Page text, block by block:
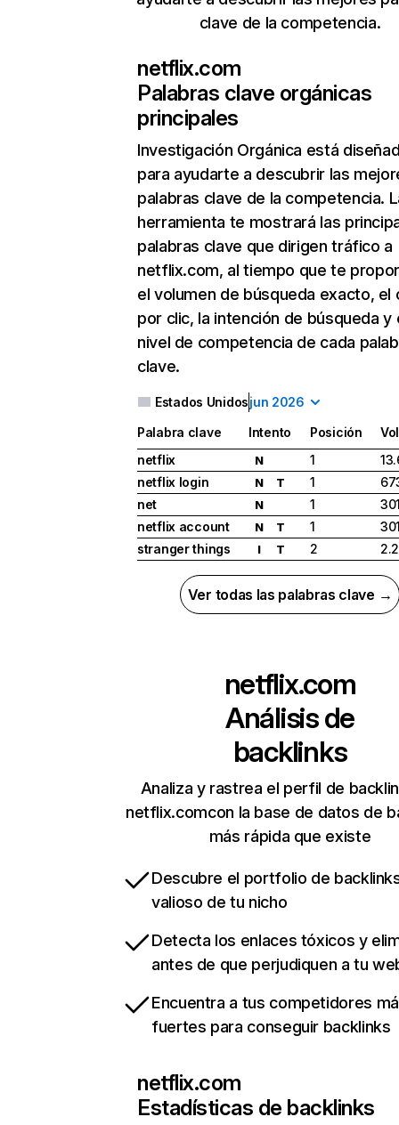
clave de la competencia.
netflix.com
Palabras clave orgánicas
principales
Investigación Orgánica está
para ayudarte a descubrir las
palabras clave de la competencia.
herramienta te mostrará las
palabras clave que dirigen tráfico a
netflix.com, al tiempo que te
el volumen de búsqueda exacto, el
por clic, la intención de búsqueda y
nivel de competencia de cada
clave.
Estados Unidosjun 2026
Palabra clave Intento Posición
netflix
N 1
netflix login
N T 1
net
N 1
netflix account
N T 1
stranger things
I T 2
Ver todas las palabras clave →
netflix.com
Análisis de
backlinks
Analiza y rastrea el perfil de
netflix.comcon la base de datos de
más rápida que existe
Descubre el portfolio de
valioso de tu nicho
Detecta los enlaces tóxicos y
antes de que perjudiquen a tu
Encuentra a tus competidores
fuertes para conseguir backlinks
netflix.com
Estadísticas de backlinks